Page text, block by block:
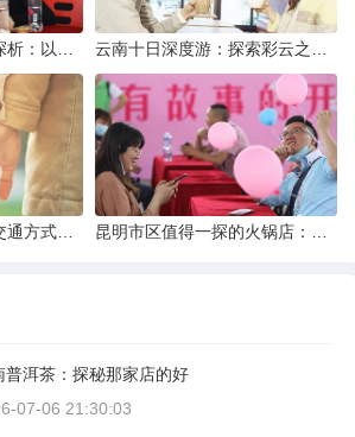
普洱茶：探秘那家店的好
07-06 21:30:03